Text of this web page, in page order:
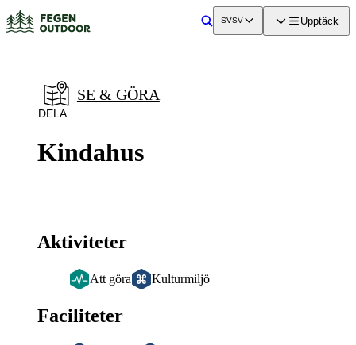
Upptäck
SökSVSV
Kindahus
SE & GÖRA
DELA
Aktiviteter
Att göra Kulturmiljö
Faciliteter